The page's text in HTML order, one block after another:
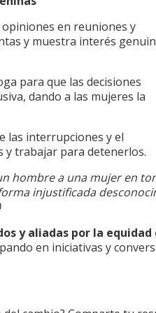
en reuniones y
y muestra interés
para que las decisiones
dando a las mujeres la
las interrupciones y el
y trabajar para detenerlos.
hombre a una mujer en
injustificada
y aliadas por la equidad
en iniciativas y